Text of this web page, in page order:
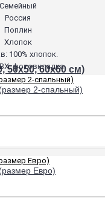
50х50, 60х60 см)
Семейный
Россия
Поплин
Хлопок
100% хлопок.
фотовкладка.
2-спальный)
Евро)